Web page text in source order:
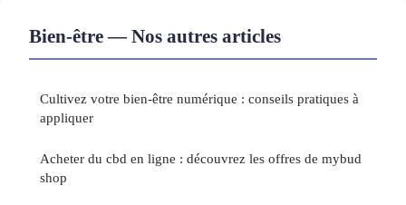
Bien-être — Nos autres articles
Cultivez votre bien-être numérique : conseils pratiques à
appliquer
Acheter du cbd en ligne : découvrez les offres de mybud
shop